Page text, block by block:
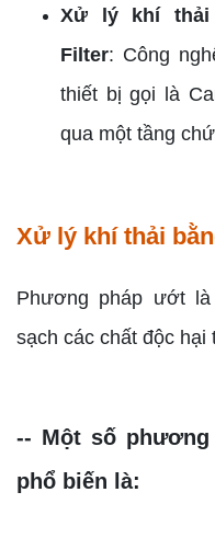
Xử lý khí thải
Filter: Công
thiết bị gọi là
qua một tầng
Xử lý khí thải
Phương pháp ướt
sạch các chất độc hại
-- Một số
phổ biến là: